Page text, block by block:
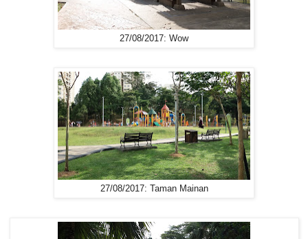
27/08/2017: Wow
27/08/2017: Taman Mainan